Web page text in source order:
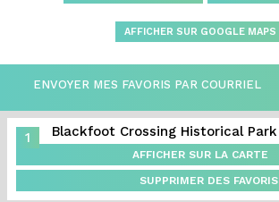
AFFICHER SUR GOOGLE MAPS
ENVOYER MES FAVORIS PAR COURRIEL
1 Blackfoot Crossing Historical Park
AFFICHER SUR LA CARTE
SUPPRIMER DES FAVORIS